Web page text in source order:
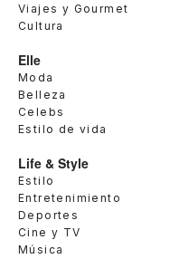
Viajes y Gourmet
Cultura
Elle
Moda
Belleza
Celebs
Estilo de vida
Life & Style
Estilo
Entretenimiento
Deportes
Cine y TV
Música